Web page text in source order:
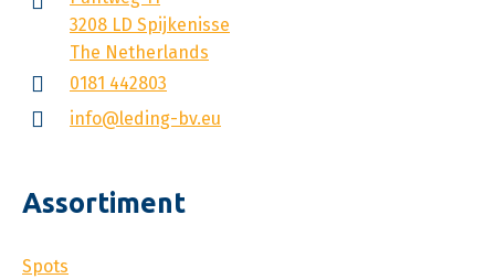
3208 LD Spijkenisse
The Netherlands
0181 442803
info@leding-bv.eu
Assortiment
Spots